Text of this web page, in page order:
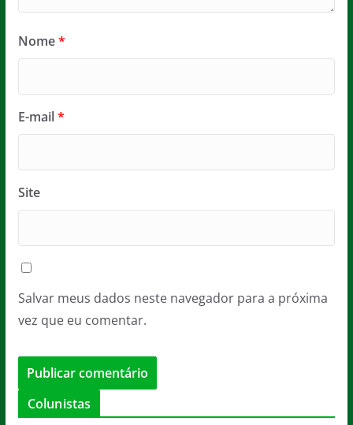
Nome*
E-mail*
Site
Salvar meus dados neste navegador para a próxima
vez que eu comentar.
Colunistas